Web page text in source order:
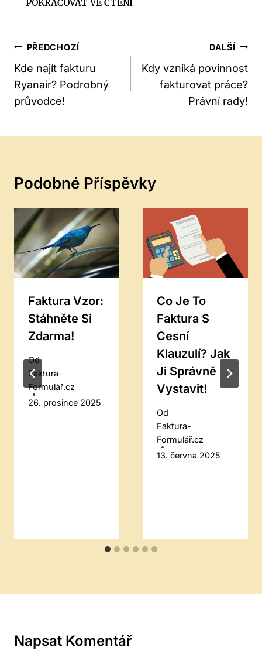
Navigace
Pro
Příspěvek
PŘEDCHOZÍ
Kde najít fakturu
Ryanair? Podrobný
průvodce!
DALŠÍ
Kdy vzniká povinnost
fakturovat práce?
Právní rady!
Podobné Příspěvky
Faktura Vzor:
Stáhněte Si
Zdarma!
Od
Faktura-
Formulář.cz
26. prosince 2025
Co Je To
Faktura S
Cesní
Klauzulí? Jak
Ji Správně
Vystavit!
Od
Faktura-
Formulář.cz
13. června 2025
Napsat Komentář